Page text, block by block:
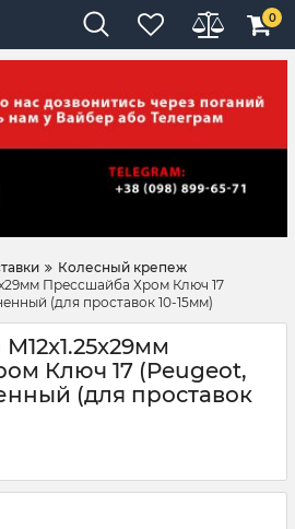
0
Колесный крепеж
Прессшайба Хром Ключ 17
(для проставок 10-15мм)
Ключ 17 (Peugeot,
(для проставок